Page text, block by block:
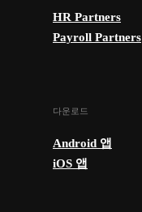
HR Partners
Payroll Partners
다운로드
Android 앱
iOS 앱